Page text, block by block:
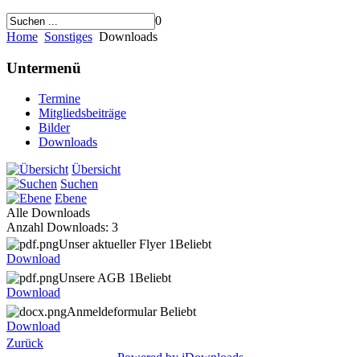
0
Home Sonstiges Downloads
Untermenü
Termine
Mitgliedsbeiträge
Bilder
Downloads
Übersicht
Suchen
Ebene
Alle Downloads
Anzahl Downloads: 3
Unser aktueller Flyer 1Beliebt
Download
Unsere AGB 1Beliebt
Download
AnmeldeformularBeliebt
Download
Zurück